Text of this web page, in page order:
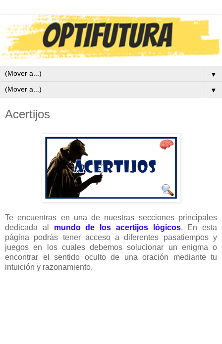
▼
▼
Acertijos
Te encuentras en una de nuestras secciones principales
dedicada al mundo de los acertijos lógicos. En esta
página podrás tener acceso a diferentes pasatiempos y
juegos en los cuales debemos solucionar un enigma o
encontrar el sentido oculto de una oración mediante tu
intuición y razonamiento.